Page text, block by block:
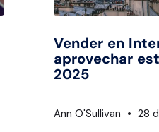
Vender en
aprovechar
2025
Ann O'Sullivan 28